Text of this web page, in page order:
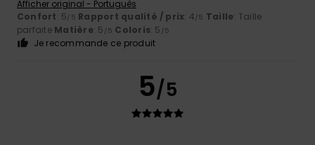
Afficher original - Português
Confort: 5/5 Rapport qualité / prix: 4/5 Taille: Taille
parfaite Matière: 5 /5 Coloris: 5 /5
Je recommande ce produit
5/5